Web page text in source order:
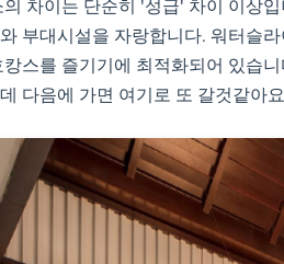
의 차이는 단순히 '성급' 차이 이상
부대시설을 자랑합니다. 워터슬
스를 즐기기에 최적화되어 있습
다음에 가면 여기로 또 갈것같아